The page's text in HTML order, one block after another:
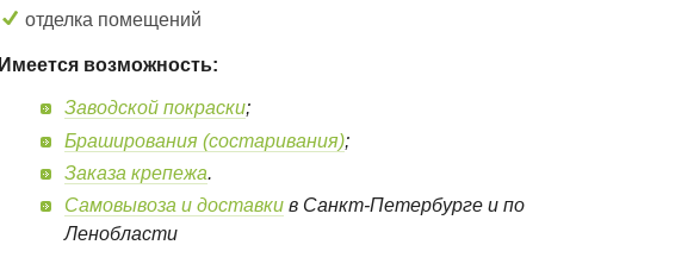
отделка помещений
Имеется возможность:
Заводской покраски;
Браширования (состаривания);
Заказа крепежа.
Самовывоза и доставки в Санкт-Петербурге и по
Ленобласти